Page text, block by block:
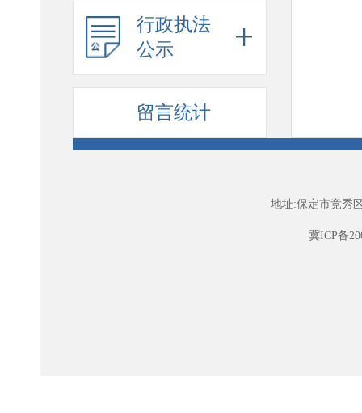
行政执法
公示
留言统计
地址:保定市竞秀
冀ICP备